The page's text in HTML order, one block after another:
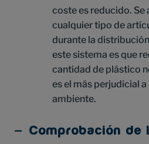
coste es reducido.
cualquier tipo de
durante la
este sistema es que
cantidad de plástico
es el más perjudicial
ambiente.
Comprobación de